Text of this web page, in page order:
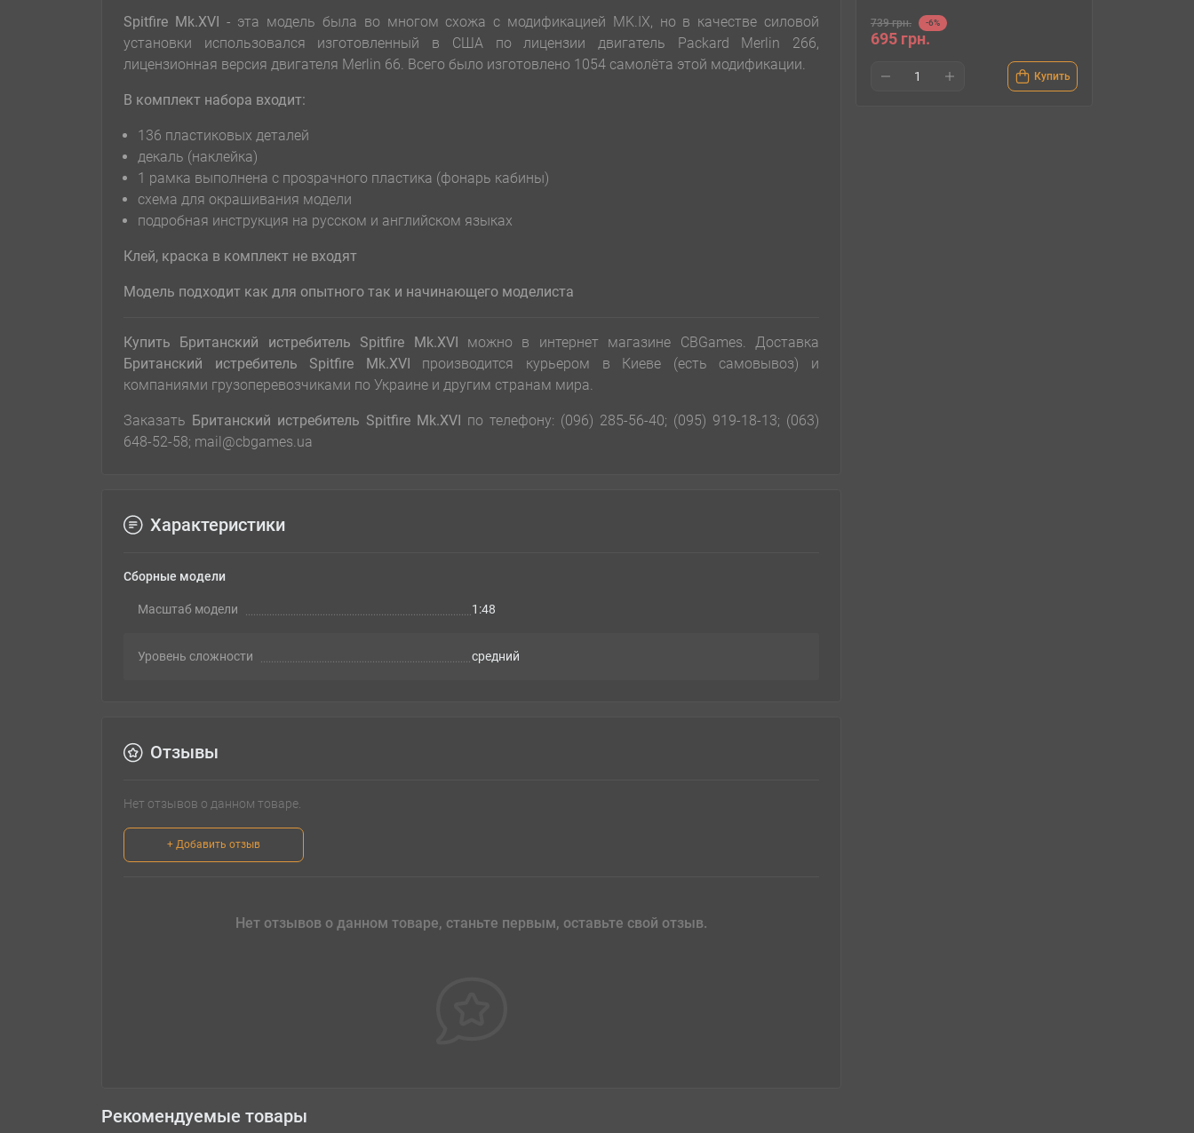
739 грн. -6%
695 грн.
Купить
Spitfire Mk.XVI - эта модель была во многом схожа с модификацией MK.IX, но в качестве силовой
установки использовался изготовленный в США по лицензии двигатель Packard Merlin 266,
лицензионная версия двигателя Merlin 66. Всего было изготовлено 1054 самолёта этой модификации.
В комплект набора входит:
136 пластиковых деталей
декаль (наклейка)
1 рамка выполнена с прозрачного пластика (фонарь кабины)
схема для окрашивания модели
подробная инструкция на русском и английском языках
Клей, краска в комплект не входят
Модель подходит как для опытного так и начинающего моделиста
Купить Британский истребитель Spitfire Mk.XVI
можно в интернет магазине CBGames. Доставка
Британский истребитель Spitfire Mk.XVI
производится курьером в Киеве (есть самовывоз) и
компаниями грузоперевозчиками по Украине и другим странам мира.
Заказать Британский истребитель Spitfire Mk.XVI
по телефону: (096) 285-56-40; (095) 919-18-13; (063)
648-52-58; mail@cbgames.ua
Характеристики
Сборные модели
Масштаб модели 1:48
Уровень сложности cредний
Отзывы
Нет отзывов о данном товаре.
+ Добавить отзыв
Нет отзывов о данном товаре, станьте первым, оставьте свой отзыв.
Рекомендуемые товары